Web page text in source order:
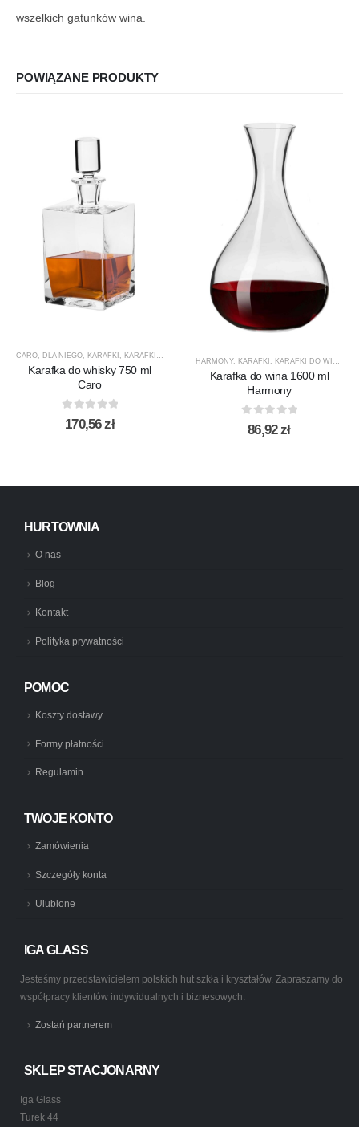
wszelkich gatunków wina.
POWIĄZANE PRODUKTY
CARO, DLA NIEGO, KARAFKI , KARAFKI DO WHISKY
Karafka do whisky 750 ml
Caro
0out of 5
170,56zł
HARMONY, KARAFKI KARAFKI DO WINA
Karafka do wina 1600 ml
Harmony
out of 5
86,92zł
HURTOWNIA
O nas
Blog
Kontakt
Polityka prywatności
POMOC
Koszty dostawy
Formy płatności
Regulamin
TWOJE KONTO
Zamówienia
Szczegóły konta
Ulubione
IGA GLASS
Jesteśmy przedstawicielem polskich hut szkła i kryształów. Zapraszamy do
współpracy klientów indywidualnych i biznesowych.
Zostań partnerem
SKLEP STACJONARNY
Iga Glass
Turek 44